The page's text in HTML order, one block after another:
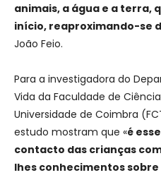
animais, a água e a terra,
início, reaproximando-se
João Feio.
Para a investigadora do
Vida da Faculdade de
Universidade de Coimbra
estudo mostram que «é
contacto das crianças
lhes conhecimentos